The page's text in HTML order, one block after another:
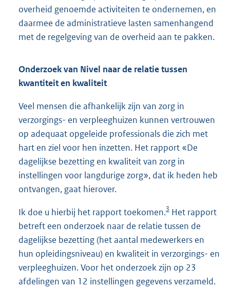
overheid genoemde activiteiten te ondernemen, en
daarmee de administratieve lasten samenhangend
met de regelgeving van de overheid aan te pakken.
Onderzoek van Nivel naar de relatie tussen
kwantiteit en kwaliteit
Veel mensen die afhankelijk zijn van zorg in
verzorgings- en verpleeghuizen kunnen vertrouwen
op adequaat opgeleide professionals die zich met
hart en ziel voor hen inzetten. Het rapport «De
dagelijkse bezetting en kwaliteit van zorg in
instellingen voor langdurige zorg», dat ik heden heb
ontvangen, gaat hierover.
Ik doe u hierbij het rapport toekomen.3 Het rapport
betreft een onderzoek naar de relatie tussen de
dagelijkse bezetting (het aantal medewerkers en
hun opleidingsniveau) en kwaliteit in verzorgings- en
verpleeghuizen. Voor het onderzoek zijn op 23
afdelingen van 12 instellingen gegevens verzameld.